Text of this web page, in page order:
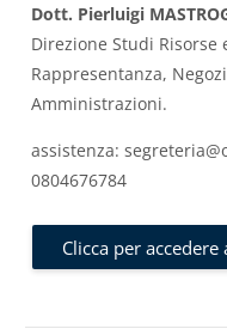
Dott. Pierluigi
Direzione Studi Risorse
Rappresentanza,
Amministrazioni.
assistenza:
0804676784
Clicca per